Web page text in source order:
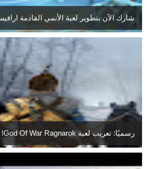
شارك الآن بتطوير لعبة الأنمي القادمة
رسميًا: تعريب لعبة God Of War Ragnarok!